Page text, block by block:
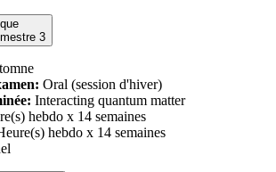
semestre 3
Oral (session d'hiver)
Interacting quantum matter
hebdo x 14 semaines
hebdo x 14 semaines